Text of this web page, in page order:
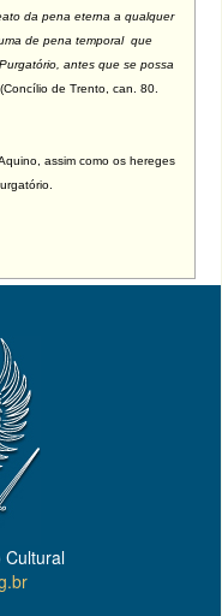
da pena eterna a qualquer
de pena temporal que
antes que se possa
(Concílio de Trento, can. 80.
assim como os hereges
Cultural